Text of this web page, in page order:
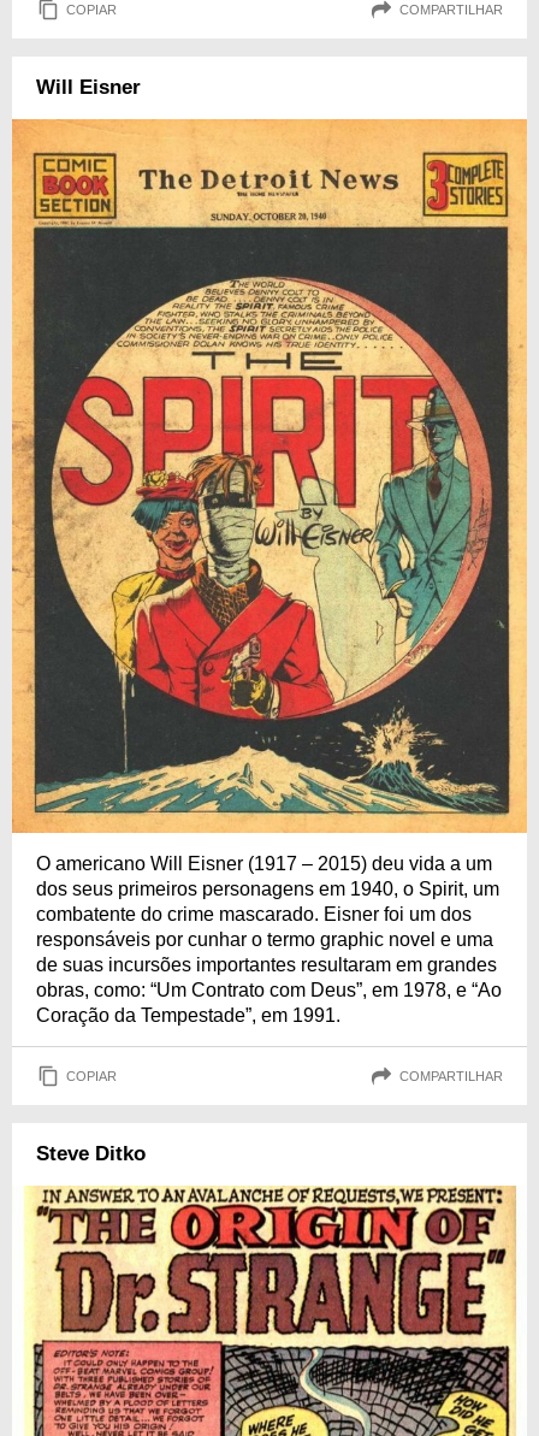
COPIAR COMPARTILHAR
Will Eisner
O americano Will Eisner (1917 – 2015) deu vida a um
dos seus primeiros personagens em 1940, o Spirit, um
combatente do crime mascarado. Eisner foi um dos
responsáveis por cunhar o termo graphic novel e uma
de suas incursões importantes resultaram em grandes
obras, como: “Um Contrato com Deus”, em 1978, e “Ao
Coração da Tempestade”, em 1991.
COPIAR COMPARTILHAR
Steve Ditko